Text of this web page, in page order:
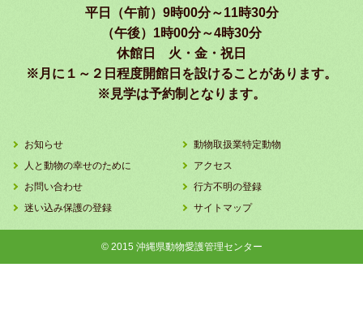
平日（午前）9時00分～11時30分
（午後）1時00分～4時30分
休館日 火・金・祝日
※月に１～２日程度開館日を設けることがあります。
※見学は予約制となります。
お知らせ
動物取扱業特定動物
人と動物の幸せのために
アクセス
お問い合わせ
行方不明の登録
迷い込み保護の登録
サイトマップ
© 2015 沖縄県動物愛護管理センター